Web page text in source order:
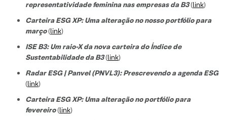
representatividade feminina nas empresas da B3(link)
Carteira ESG XP: Uma alteração no nosso portfólio para
março(link)
ISE B3: Um raio-X da nova carteira do Índice de
Sustentabilidade da B3(link)
Radar ESG | Panvel (PNVL3): Prescrevendo a agenda ESG
(link)
Carteira ESG XP: Uma alteração no portfólio para
fevereiro(link)